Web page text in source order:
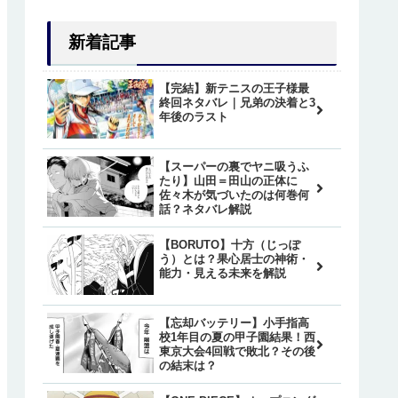
新着記事
【完結】新テニスの王子様最
終回ネタバレ｜兄弟の決着と3
年後のラスト
【スーパーの裏でヤニ吸うふ
たり】山田＝田山の正体に
佐々木が気づいたのは何巻何
話？ネタバレ解説
【BORUTO】十方（じっぽ
う）とは？果心居士の神術・
能力・見える未来を解説
【忘却バッテリー】小手指高
校1年目の夏の甲子園結果！西
東京大会4回戦で敗北？その後
の結末は？